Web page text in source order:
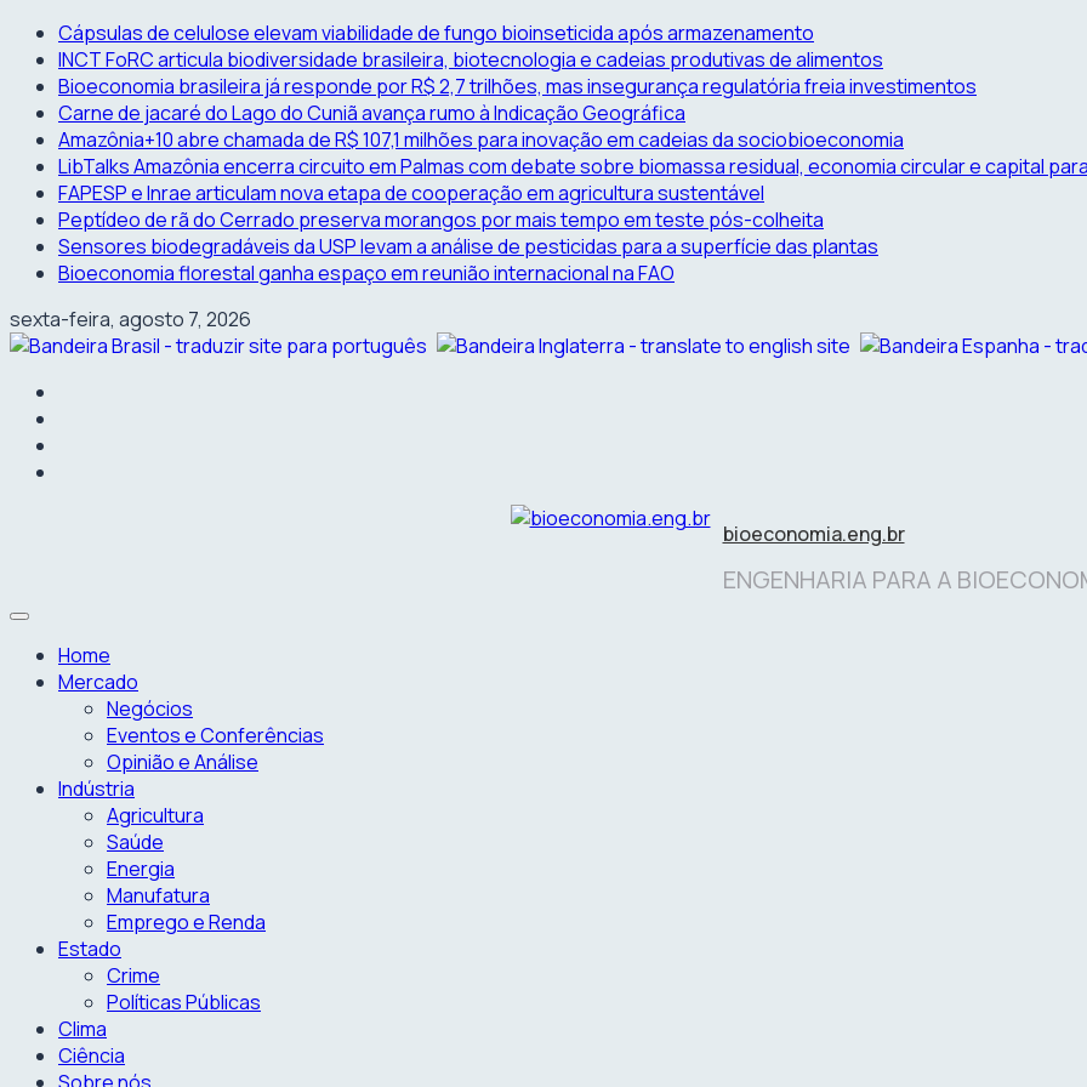
Skip
content
Cápsulas de celulose elevam viabilidade de fungo bioinseticida após armazenamento
INCT FoRC articula biodiversidade brasileira, biotecnologia e cadeias produtivas de alimentos
Bioeconomia brasileira já responde por R$ 2,7 trilhões, mas insegurança regulatória freia investimentos
Carne de jacaré do Lago do Cuniã avança rumo à Indicação Geográfica
Amazônia+10 abre chamada de R$ 107,1 milhões para inovação em cadeias da sociobioeconomia
LibTalks Amazônia encerra circuito em Palmas com debate sobre biomassa residual, economia circular e capital
FAPESP e Inrae articulam nova etapa de cooperação em agricultura sustentável
Peptídeo de rã do Cerrado preserva morangos por mais tempo em teste pós-colheita
Sensores biodegradáveis da USP levam a análise de pesticidas para a superfície das plantas
Bioeconomia florestal ganha espaço em reunião internacional na FAO
sexta-feira, agosto 7, 2026
bioeconomia.eng.br
ENGENHARIA PARA A
Home
Mercado
Negócios
Eventos e Conferências
Opinião e Análise
Indústria
Agricultura
Saúde
Energia
Manufatura
Emprego e Renda
Estado
Crime
Políticas Públicas
Clima
Ciência